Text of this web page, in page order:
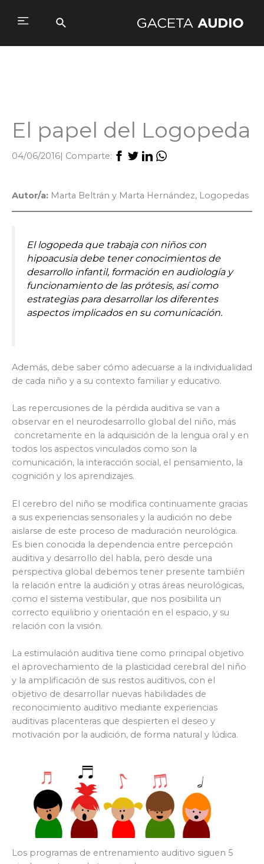
Buscar
El papel del Logopeda
04/06/2016| Comparte:
Autor/a: Marta Beltrán y Marta Hernández, Logopedas
El logopeda que trabaja con niños con
hipoacusia debe tener conocimientos de
desarrollo infantil, formación en audiología y
funcionamiento de las prótesis, así como
estrategias para desarrollar los diferentes
aspectos implicados en su comunicación.
Además, debe saber cómo adecuarse a la individualidad
de cada niño y a su contexto familiar y educativo.
Las repercusiones de la pérdida auditiva se van a
observar en el neurodesarrollo global del niño, más
concretamente en la adquisición de la lengua oral y en
todos los aspectos vinculados como son la
comunicación, la interacción social, el pensamiento, la
cognición y los aprendizajes.
El cerebro del niño se modifica continuamente gracias
a sus experiencias sensoriales y la audición no debe
aislarse de este proceso de maduración neurológica.
Es bien conocida la dependencia entre percepción
auditiva y desarrollo del habla, pero desde una
perspectiva global debemos tener presente también
la relación entre la audición y otras áreas neurológicas,
como el sistema vestibular, que nos posibilita un
correcto equilibrio y orientación en el espacio, y su
relación con la visión.
La estimulación auditiva tiene como principal objetivo
el aprovechamiento de la plasticidad cerebral del niño
y la amplificación de sus restos auditivos, con el
objetivo de desarrollar nuevas habilidades de
reconocimiento auditivo mediante experiencias
auditivas placenteras que despierten el deseo y
motivación por la audición, de forma natural y lúdica.
Los programas de entrenamiento auditivo siguen 5